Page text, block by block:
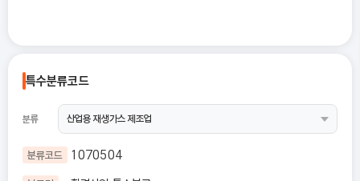
특수분류코드
분류
분류코드 1070504